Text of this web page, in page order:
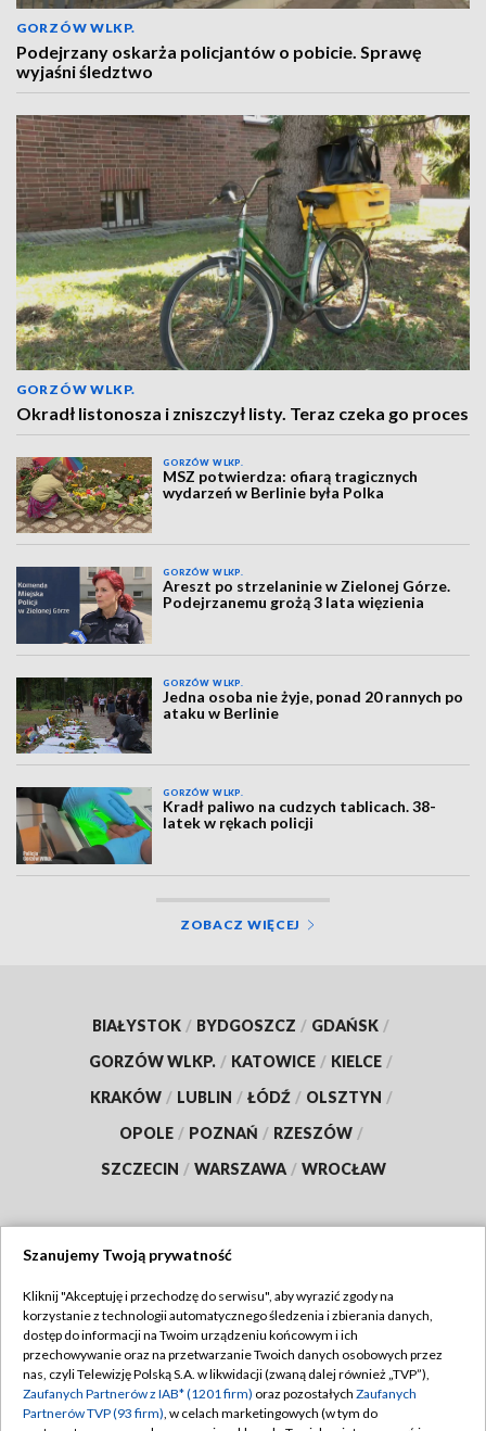
GORZÓW WLKP.
Podejrzany oskarża policjantów o pobicie. Sprawę
wyjaśni śledztwo
GORZÓW WLKP.
Okradł listonosza i zniszczył listy. Teraz czeka go proces
GORZÓW WLKP.
MSZ potwierdza: ofiarą tragicznych
wydarzeń w Berlinie była Polka
GORZÓW WLKP.
Areszt po strzelaninie w Zielonej Górze.
Podejrzanemu grożą 3 lata więzienia
GORZÓW WLKP.
Jedna osoba nie żyje, ponad 20 rannych po
ataku w Berlinie
GORZÓW WLKP.
Kradł paliwo na cudzych tablicach. 38-
latek w rękach policji
ZOBACZ WIĘCEJ
BIAŁYSTOK / BYDGOSZCZ / GDAŃSK /
GORZÓW WLKP. / KATOWICE / KIELCE /
KRAKÓW / LUBLIN / ŁÓDŹ / OLSZTYN /
OPOLE / POZNAŃ / RZESZÓW /
SZCZECIN / WARSZAWA / WROCŁAW
TVP
Abonament TVP
Emisja w TVP
Centrum informacji TVP
Regulamin TVP
Polityka prywatności
Szanujemy Twoją prywatność
Kliknij "Akceptuję i przechodzę do serwisu", aby wyrazić zgody na
korzystanie z technologii automatycznego śledzenia i zbierania danych,
dostęp do informacji na Twoim urządzeniu końcowym i ich
przechowywanie oraz na przetwarzanie Twoich danych osobowych przez
nas, czyli Telewizję Polską S.A. w likwidacji (zwaną dalej również „TVP”),
Zaufanych Partnerów z IAB* (1201 firm) oraz pozostałych Zaufanych
Partnerów TVP (93 firm), w celach marketingowych (w tym do